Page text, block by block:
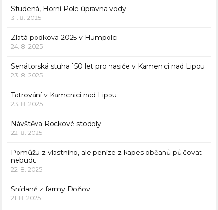
Studená, Horní Pole úpravna vody
31. 8. 2025
Zlatá podkova 2025 v Humpolci
24. 8. 2025
Senátorská stuha 150 let pro hasiče v Kamenici nad Lipou
23. 8. 2025
Tatrování v Kamenici nad Lipou
23. 8. 2025
Návštěva Rockové stodoly
22. 8. 2025
Pomůžu z vlastního, ale peníze z kapes občanů půjčovat
nebudu
22. 8. 2025
Snídaně z farmy Doňov
21. 8. 2025